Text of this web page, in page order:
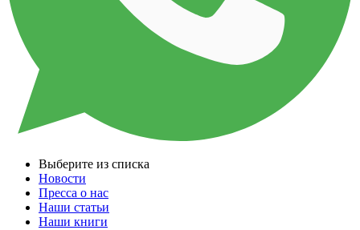
Выберите из списка
Новости
Пресса о нас
Наши статьи
Наши книги